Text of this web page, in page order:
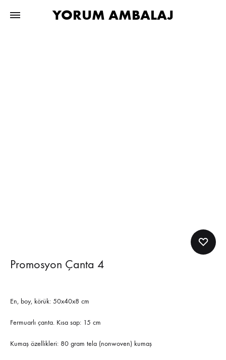
YORUM AMBALAJ
Promosyon Çanta 4
En, boy, körük: 50x40x8 cm
Fermuarlı çanta. Kısa sap: 15 cm
Kumaş özellikleri: 80 gram tela (nonwoven) kumaş